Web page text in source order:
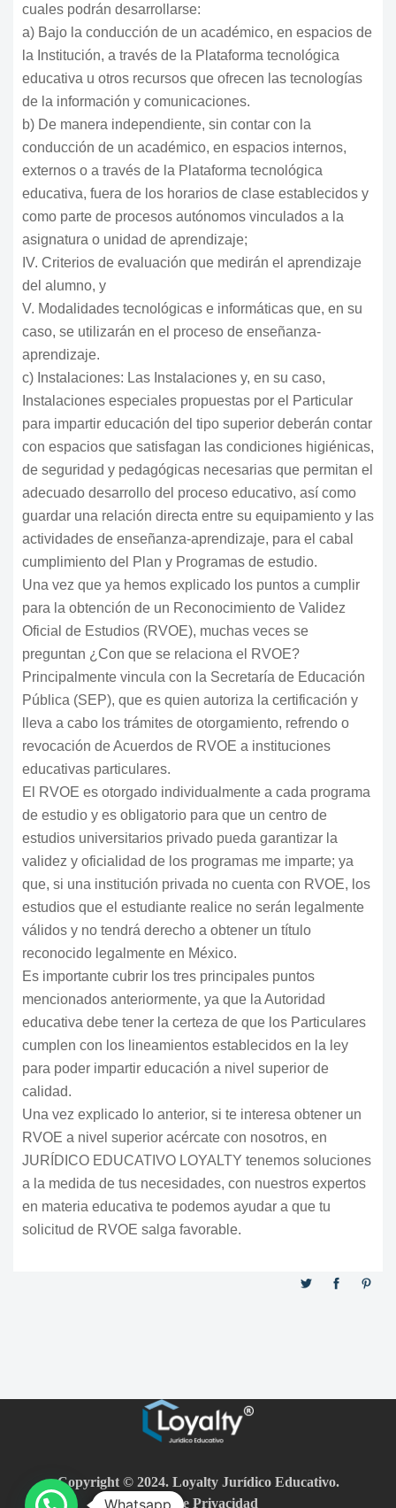
cuales podrán desarrollarse:
a) Bajo la conducción de un académico, en espacios de
la Institución, a través de la Plataforma tecnológica
educativa u otros recursos que ofrecen las tecnologías
de la información y comunicaciones.
b) De manera independiente, sin contar con la
conducción de un académico, en espacios internos,
externos o a través de la Plataforma tecnológica
educativa, fuera de los horarios de clase establecidos y
como parte de procesos autónomos vinculados a la
asignatura o unidad de aprendizaje;
IV. Criterios de evaluación que medirán el aprendizaje
del alumno, y
V. Modalidades tecnológicas e informáticas que, en su
caso, se utilizarán en el proceso de enseñanza-
aprendizaje.
c) Instalaciones: Las Instalaciones y, en su caso,
Instalaciones especiales propuestas por el Particular
para impartir educación del tipo superior deberán contar
con espacios que satisfagan las condiciones higiénicas,
de seguridad y pedagógicas necesarias que permitan el
adecuado desarrollo del proceso educativo, así como
guardar una relación directa entre su equipamiento y las
actividades de enseñanza-aprendizaje, para el cabal
cumplimiento del Plan y Programas de estudio.
Una vez que ya hemos explicado los puntos a cumplir
para la obtención de un Reconocimiento de Validez
Oficial de Estudios (RVOE), muchas veces se
preguntan ¿Con que se relaciona el RVOE?
Principalmente vincula con la Secretaría de Educación
Pública (SEP), que es quien autoriza la certificación y
lleva a cabo los trámites de otorgamiento, refrendo o
revocación de Acuerdos de RVOE a instituciones
educativas particulares.
El RVOE es otorgado individualmente a cada programa
de estudio y es obligatorio para que un centro de
estudios universitarios privado pueda garantizar la
validez y oficialidad de los programas me imparte; ya
que, si una institución privada no cuenta con RVOE, los
estudios que el estudiante realice no serán legalmente
válidos y no tendrá derecho a obtener un título
reconocido legalmente en México.
Es importante cubrir los tres principales puntos
mencionados anteriormente, ya que la Autoridad
educativa debe tener la certeza de que los Particulares
cumplen con los lineamientos establecidos en la ley
para poder impartir educación a nivel superior de
calidad.
Una vez explicado lo anterior, si te interesa obtener un
RVOE a nivel superior acércate con nosotros, en
JURÍDICO EDUCATIVO LOYALTY tenemos soluciones
a la medida de tus necesidades, con nuestros expertos
en materia educativa te podemos ayudar a que tu
solicitud de RVOE salga favorable.
Copyright © 2024. Loyalty Jurídico Educativo.
Aviso de Privacidad
Whatsapp